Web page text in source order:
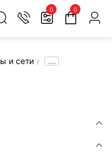
0 0
и сети .....